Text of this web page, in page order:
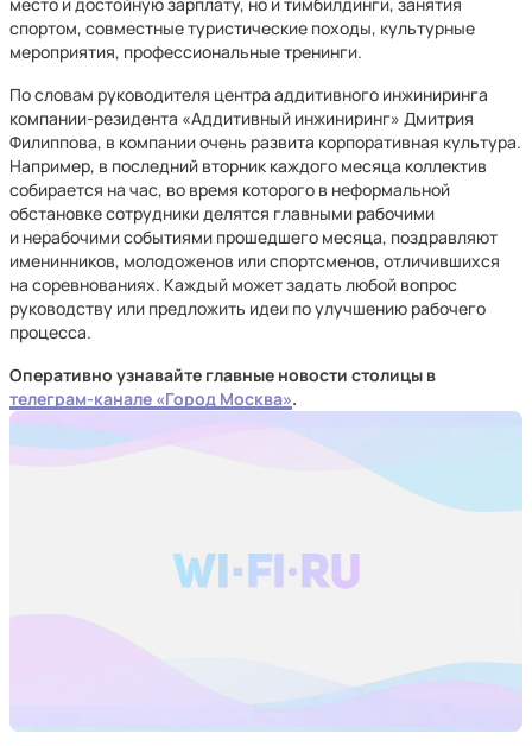
спортом, совместные туристические походы, культурные
мероприятия, профессиональные тренинги.
По словам руководителя центра аддитивного инжиниринга
компании-резидента «Аддитивный инжиниринг» Дмитрия
Филиппова, в компании очень развита корпоративная культура.
Например, в последний вторник каждого месяца коллектив
собирается на час, во время которого в неформальной
обстановке сотрудники делятся главными рабочими
и нерабочими событиями прошедшего месяца, поздравляют
именинников, молодоженов или спортсменов, отличившихся
на соревнованиях. Каждый может задать любой вопрос
руководству или предложить идеи по улучшению рабочего
процесса.
Оперативно узнавайте главные новости столицы в
телеграм-канале «Город Москва».